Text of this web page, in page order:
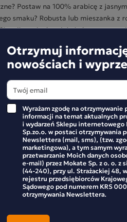
Postaw na 100% arabicę z
smaku? Robusta lub mieszanka z
po single origin i
aby przekonać się czy mamy
Parzenie kawy stało się nie tylko
dnia decydujemy się na coś
Poznając różnice między
filiżankę.
quiz-kawowy
naszą ofertę kaw ziarnistych
i na co dzień współtworzy
inspiracjami, nowościami
Otrzymuj
nowościach i
Wyrażam zgodę na otrzymywanie
informacji na temat aktualnych
i wydarzeń Sklepu internetowego
Sp.zo.o. w postaci otrzymywania
Newslettera (mail, sms), (tzw.
marketingowa), a tym samym
przetwarzanie Moich danych
e-mail) przez Mokate Sp. z o. o. z
(44-240), przy ul. Strażackiej 48,
rejestru przedsiębiorców
Sądowego pod numerem KRS
otrzymywania Newslettera.